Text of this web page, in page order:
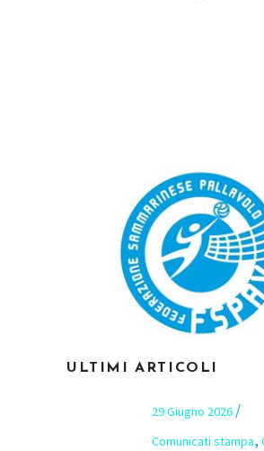
ULTIMI ARTICOLI
29 Giugno 2026
Comunicati stampa,